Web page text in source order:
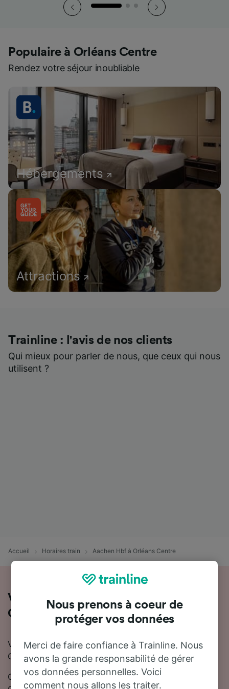
Populaire à Orléans Centre
Rendez votre séjour inoubliable
Hébergements
Attractions
Trainline : l'avis de nos clients
Qui mieux pour parler de nous, que ceux qui nous
utilisent ?
Accueil Horaires train Aachen Hbf à Orléans Centre
Voyager en train de Aachen Hbf à
Orléans Centre
Vous souhaitez voyager de Aachen Hbf à Orléans
Centre en train ? Vous êtes au bon endroit !
On estime que le trajet en train entre Aachen Hbf et
Nous prenons à coeur de
protéger vos données
Merci de faire confiance à Trainline. Nous
avons la grande responsabilité de gérer
vos données personnelles. Voici
comment nous allons les traiter.